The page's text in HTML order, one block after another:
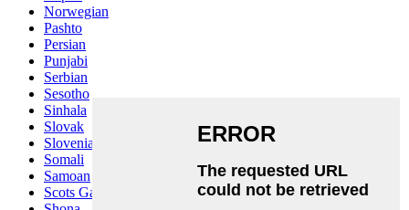
Norwegian
Pashto
Persian
Punjabi
Serbian
Sesotho
Sinhala
Slovak
Slovenian
Somali
Samoan
Scots Gaelic